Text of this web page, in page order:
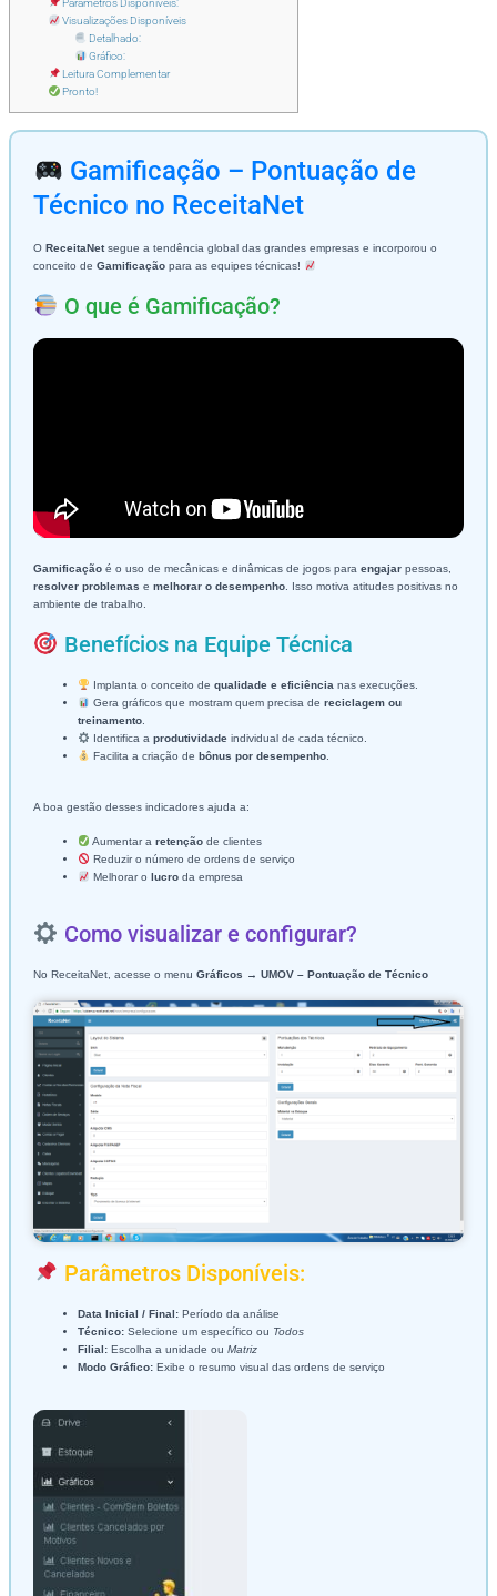
Parâmetros Disponíveis:
Visualizações Disponíveis
Detalhado:
Gráfico:
Leitura Complementar
Pronto!
Gamificação – Pontuação de
Técnico no ReceitaNet
O ReceitaNetsegue a tendência global das grandes empresas e incorporou o
conceito de Gamificação para as equipes técnicas!
O que é Gamificação?
Gamificação é o uso de mecânicas e dinâmicas de jogos para engajar pessoas,
resolver problemas e melhorar o desempenho . Isso motiva atitudes positivas no
ambiente de trabalho.
Benefícios na Equipe Técnica
Implanta o conceito dequalidade e eficiência nas execuções.
Gera gráficos que mostram quem precisa dereciclagem ou
treinamento
Identifica aprodutividade individual de cada técnico.
Facilita a criação debônus por desempenho
A boa gestão desses indicadores ajuda a:
Aumentar aretenção de clientes
Reduzir o número de ordens de serviço
Melhorar olucro da empresa
Como visualizar e configurar?
No ReceitaNet, acesse o menu Gráficos → UMOV – Pontuação de Técnico
Parâmetros Disponíveis:
Data Inicial / Final: Período da análise
Técnico: Selecione um específico ou Todos
Filial: Escolha a unidade ou Matriz
Modo Gráfico: Exibe o resumo visual das ordens de serviço